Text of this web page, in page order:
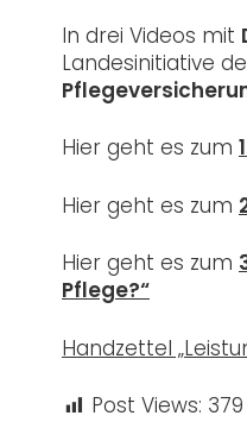
In drei Videos mit
Landesinitiative
Hier geht es zum
Hier geht es zum
Hier geht es zum
Pflege?“
Handzettel
Post Views: 379